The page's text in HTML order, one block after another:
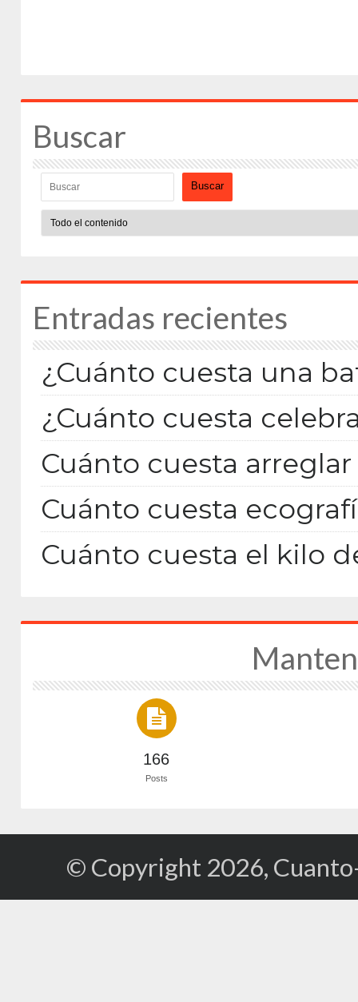
Buscar
Buscar
Entradas recientes
¿Cuánto cuesta una
¿Cuánto cuesta
Cuánto cuesta
Cuánto cuesta
Cuánto cuesta el kilo
166
Posts
© Copyright 2026,